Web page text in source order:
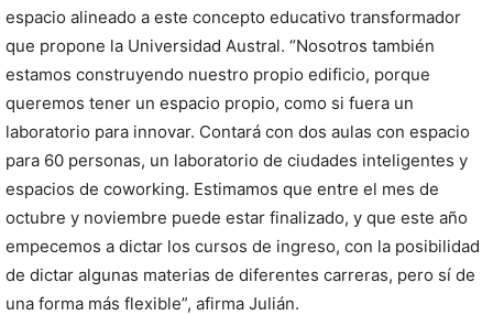
espacio alineado a este concepto educativo transformador
que propone la Universidad Austral. “Nosotros también
estamos construyendo nuestro propio edificio, porque
queremos tener un espacio propio, como si fuera un
laboratorio para innovar. Contará con dos aulas con espacio
para 60 personas, un laboratorio de ciudades inteligentes y
espacios de coworking. Estimamos que entre el mes de
octubre y noviembre puede estar finalizado, y que este año
empecemos a dictar los cursos de ingreso, con la posibilidad
de dictar algunas materias de diferentes carreras, pero sí de
una forma más flexible”, afirma Julián.